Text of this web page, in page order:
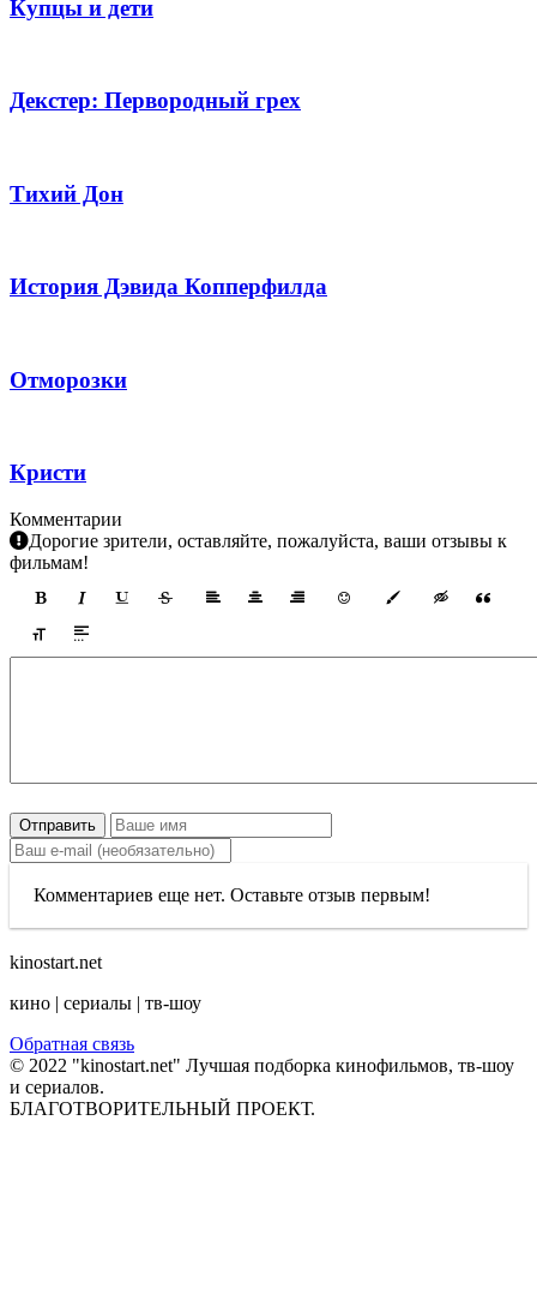
Купцы и дети
Декстер: Первородный грех
Тихий Дон
История Дэвида Копперфилда
Отморозки
Кристи
Комментарии
Дорогие зрители, оставляйте, пожалуйста, ваши отзывы к
фильмам!
Отправить
Комментариев еще нет. Оставьте отзыв первым!
kinostart.net
кино | сериалы | тв-шоу
Обратная связь
© 2022 "kinostart.net" Лучшая подборка кинофильмов, тв-шоу
и сериалов.
БЛАГОТВОРИТЕЛЬНЫЙ ПРОЕКТ.